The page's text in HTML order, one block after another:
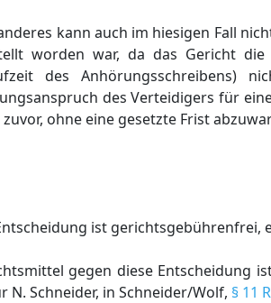
kann auch im hiesigen Fall
worden war, da das Gericht
des Anhörungsschreibens)
des Verteidigers für
ohne eine gesetzte Frist
ist
gegen diese Entscheidung
N. Schneider, in Schneider/Wolf, § 11